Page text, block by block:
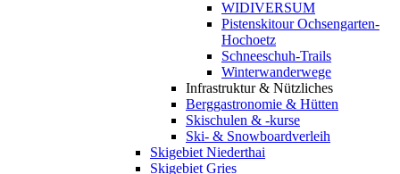
WIDIVERSUM
Pistenskitour Ochsengarten-
Hochoetz
Schneeschuh-Trails
Winterwanderwege
Infrastruktur & Nützliches
Berggastronomie & Hütten
Skischulen & -kurse
Ski- & Snowboardverleih
Skigebiet Niederthai
Skigebiet Gries